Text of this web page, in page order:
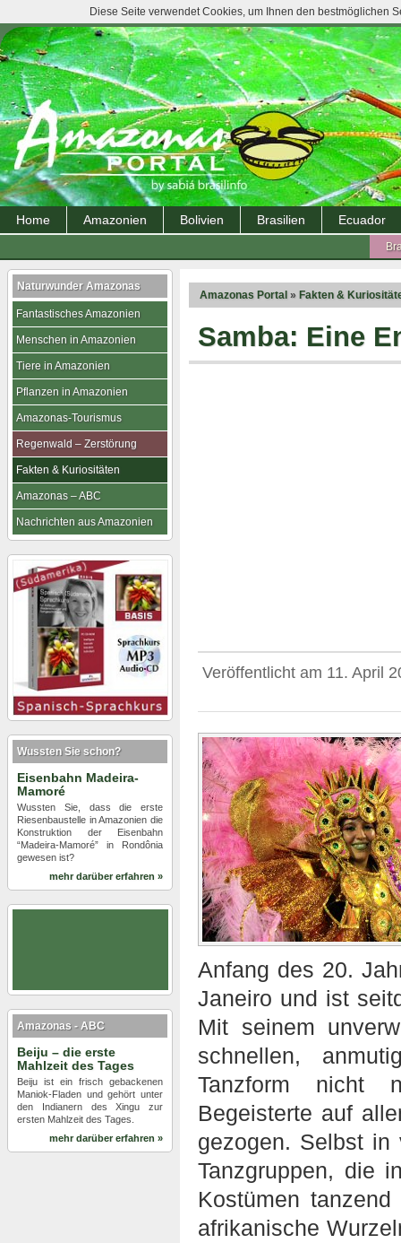
Home Amazonien Bolivien Brasilien Ecuador
Amazonas Portal » Fakten &
Samba: Eine
Veröffentlicht am 11. April
Anfang des 20.
Janeiro und ist
Mit seinem
schnellen,
Tanzform nicht
Begeisterte auf
gezogen. Selbst in
Tanzgruppen, die
Kostümen
afrikanische
Naturwunder Amazonas
Fantastisches Amazonien
Menschen in Amazonien
Tiere in Amazonien
Pflanzen in Amazonien
Amazonas-Tourismus
Regenwald – Zerstörung
Fakten & Kuriositäten
Amazonas – ABC
Nachrichten aus Amazonien
Wussten Sie schon?
Eisenbahn Madeira-
Mamoré
Wussten Sie, dass die erste
Riesenbaustelle in Amazonien die
Konstruktion der Eisenbahn
“Madeira-Mamoré” in Rondônia
gewesen ist?
mehr darüber erfahren »
Amazonas - ABC
Beiju – die erste
Mahlzeit des Tages
Beiju ist ein frisch gebackenen
Maniok-Fladen und gehört unter
den Indianern des Xingu zur
ersten Mahlzeit des Tages.
mehr darüber erfahren »
Diese Seite verwendet Cookies, um Ihnen den bestmöglichen